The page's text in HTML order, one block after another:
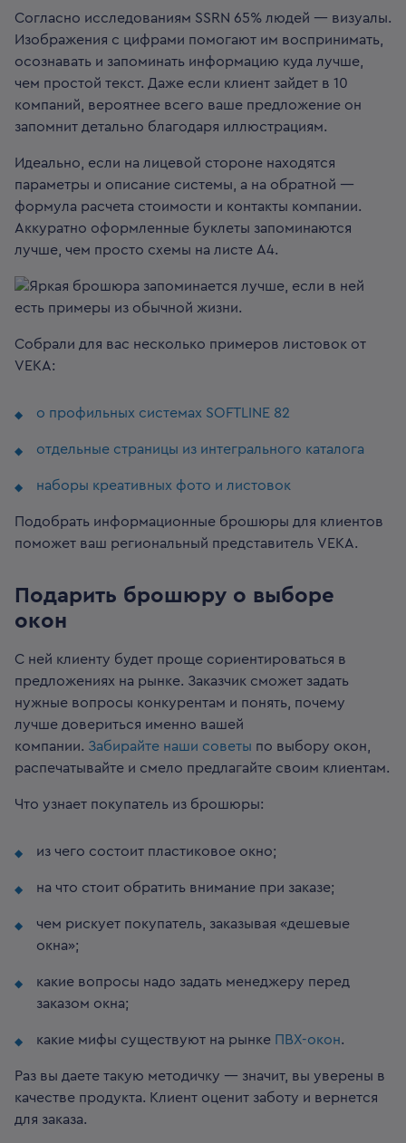
Согласно исследованиям SSRN 65% людей — визуалы.
Изображения с цифрами помогают им воспринимать,
осознавать и запоминать информацию куда лучше,
чем простой текст. Даже если клиент зайдет в 10
компаний, вероятнее всего ваше предложение он
запомнит детально благодаря иллюстрациям.
Идеально, если на лицевой стороне находятся
параметры и описание системы, а на обратной —
формула расчета стоимости и контакты компании.
Аккуратно оформленные буклеты запоминаются
лучше, чем просто схемы на листе А4.
Яркая брошюра запоминается лучше, если в ней
есть примеры из обычной жизни.
Собрали для вас несколько примеров листовок от
VEKA:
о профильных системах SOFTLINE 82
отдельные страницы из интегрального каталога
наборы креативных фото и листовок
Подобрать информационные брошюры для клиентов
поможет ваш региональный представитель VEKA.
Подарить брошюру о выборе
окон
С ней клиенту будет проще сориентироваться в
предложениях на рынке. Заказчик сможет задать
нужные вопросы конкурентам и понять, почему
лучше довериться именно вашей
компании. Забирайте наши советы по выбору окон,
распечатывайте и смело предлагайте своим клиентам.
Что узнает покупатель из брошюры:
из чего состоит пластиковое окно;
на что стоит обратить внимание при заказе;
чем рискует покупатель, заказывая «дешевые
окна»;
какие вопросы надо задать менеджеру перед
заказом окна;
какие мифы существуют на рынке ПВХ-окон.
Раз вы даете такую методичку — значит, вы уверены в
качестве продукта. Клиент оценит заботу и вернется
для заказа.